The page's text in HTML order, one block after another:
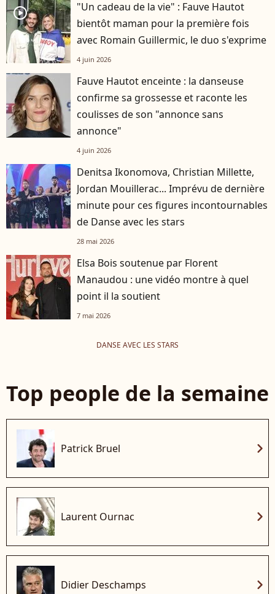
player2
"Un cadeau de la vie" : Fauve Hautot
bientôt maman pour la première fois
avec Romain Guillermic, le duo s'exprime
4 juin 2026
Fauve Hautot enceinte : la danseuse
confirme sa grossesse et raconte les
coulisses de son "annonce sans
annonce"
4 juin 2026
Denitsa Ikonomova, Christian Millette,
Jordan Mouillerac... Imprévu de dernière
minute pour ces figures incontournables
de Danse avec les stars
28 mai 2026
Elsa Bois soutenue par Florent
Manaudou : une vidéo montre à quel
point il la soutient
7 mai 2026
DANSE AVEC LES STARS
Top people de la semaine
Patrick Bruel chevron_right
Laurent Ournac chevron_right
Didier Deschamps chevron_right